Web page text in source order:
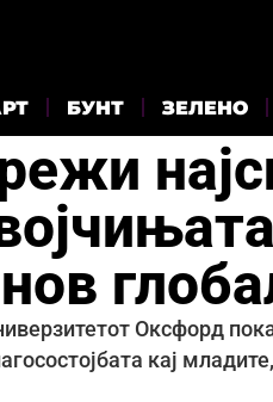
БУНТ ЗЕЛЕНО
Оксфорд
кај